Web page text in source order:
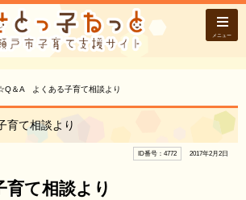
メニュー
＆A よくある子育て相談より
て相談より
ID番号：4772 2017年2月2日
て相談より